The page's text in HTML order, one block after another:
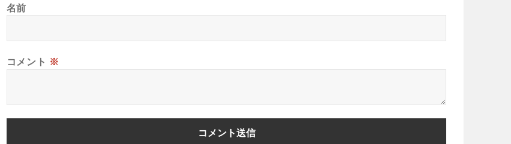
名前
コメント ※